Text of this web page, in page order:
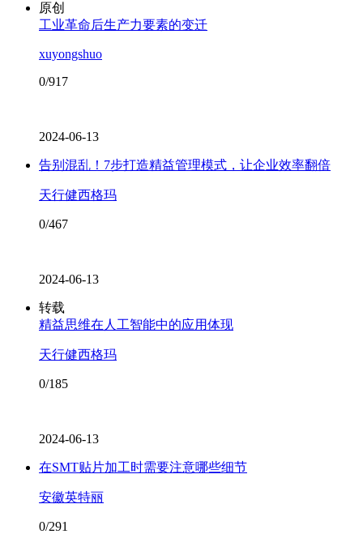
原创
工业革命后生产力要素的变迁
xuyongshuo
0/917
2024-06-13
告别混乱！7步打造精益管理模式，让企业效率翻倍
天行健西格玛
0/467
2024-06-13
转载
精益思维在人工智能中的应用体现
天行健西格玛
0/185
2024-06-13
在SMT贴片加工时需要注意哪些细节
安徽英特丽
0/291